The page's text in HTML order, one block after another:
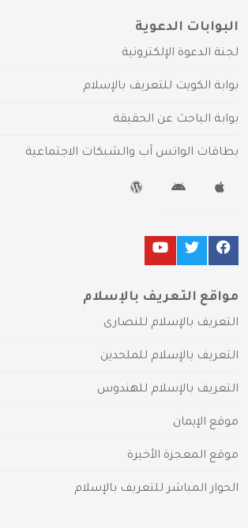
البوابات الدعوية
لجنة الدعوة الإلكترونية
بوابة الكويت للتعريف بالإسلام
بوابة الباحث عن الحقيقة
بطاقات الواتس آب والشبكات الاجتماعية
مواقع التعريف بالإسلام
التعريف بالإسلام للنصارى
التعريف بالإسلام للملحدين
التعريف بالإسلام للهندوس
موقع الإيمان
موقع المعجزة الأخيرة
الحوار المباشر للتعريف بالإسلام